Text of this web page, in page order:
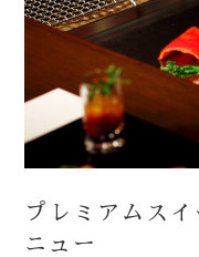
プレミアムス
ニュー